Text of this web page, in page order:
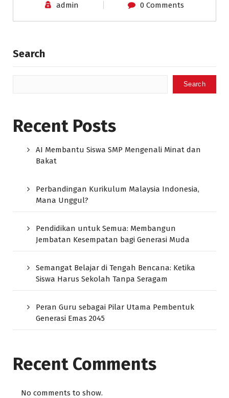
admin 0 Comments
Search
Search
Recent Posts
AI Membantu Siswa SMP Mengenali Minat dan
Bakat
Perbandingan Kurikulum Malaysia Indonesia,
Mana Unggul?
Pendidikan untuk Semua: Membangun
Jembatan Kesempatan bagi Generasi Muda
Semangat Belajar di Tengah Bencana: Ketika
Siswa Harus Sekolah Tanpa Seragam
Peran Guru sebagai Pilar Utama Pembentuk
Generasi Emas 2045
Recent Comments
No comments to show.